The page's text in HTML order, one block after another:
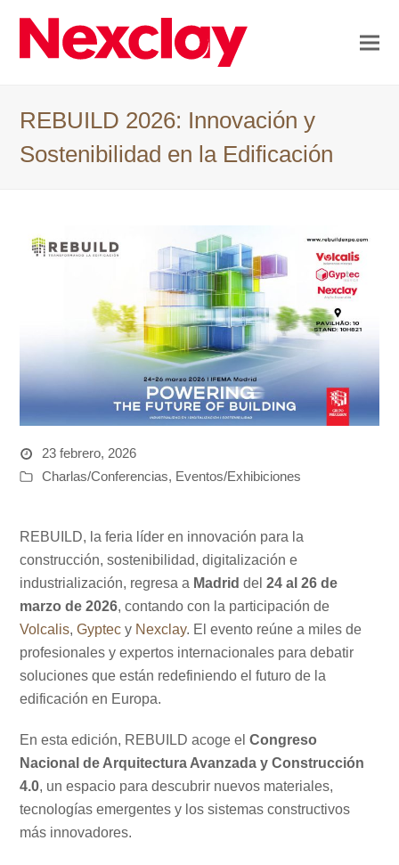
REBUILD 2026: Innovación y
Sostenibilidad en la Edificación
23 febrero, 2026
Charlas/Conferencias, Eventos/Exhibiciones
REBUILD, la feria líder en innovación para la
construcción, sostenibilidad, digitalización e
industrialización, regresa a Madrid del24 al 26 de
marzo de 2026, contando con la participación de
Volcalis,Gyptec y Nexclay. El evento reúne a miles de
profesionales y expertos internacionales para debatir
soluciones que están redefiniendo el futuro de la
edificación en Europa.
En esta edición, REBUILD acoge elCongreso
Nacional de Arquitectura Avanzada y Construcción
4.0, un espacio para descubrir nuevos materiales,
tecnologías emergentes y los sistemas constructivos
más innovadores.